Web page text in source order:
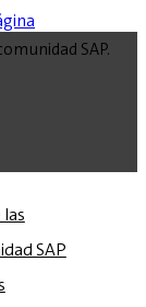
SAP.
SAP